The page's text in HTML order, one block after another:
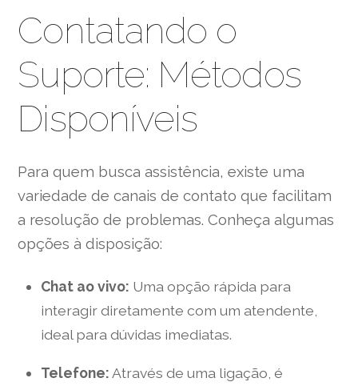
Contatando o
Suporte: Métodos
Disponíveis
Para quem busca assistência, existe uma
variedade de canais de contato que facilitam
a resolução de problemas. Conheça algumas
opções à disposição:
Chat ao vivo: Uma opção rápida para
interagir diretamente com um atendente,
ideal para dúvidas imediatas.
Telefone: Através de uma ligação, é